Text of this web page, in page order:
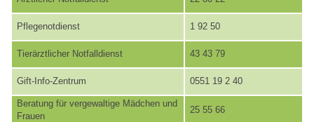
Pflegenotdienst 1 92 50
Tierärztlicher Notfalldienst 43 43 79
Gift-Info-Zentrum 0551 19 2 40
Beratung für vergewaltige Mädchen und
Frauen
25 55 66